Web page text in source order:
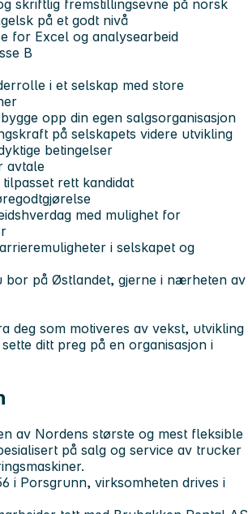
skriftlig fremstillingsevne på norsk
på et godt nivå
for Excel og analysearbeid
B
i et selskap med store
opp din egen salgsorganisasjon
på selskapets videre utvikling
betingelser
avtale
rett kandidat
med mulighet for
i selskapet og
bor på Østlandet, gjerne i nærheten av
deg som motiveres av vekst, utvikling
ditt preg på en organisasjon i
av Nordens største og mest fleksible
på salg og service av trucker
i Porsgrunn, virksomheten drives i